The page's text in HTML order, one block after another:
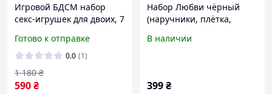
Игровой БДСМ набор
секс-игрушек для двоих, 7
наручники, кляп, маска,
ошейник, веревка Black
Готово к отправке
0.0 (1)
590₴
1 180 ₴
Набор Любви чёрный
(наручники, плётка,
В наличии
399₴